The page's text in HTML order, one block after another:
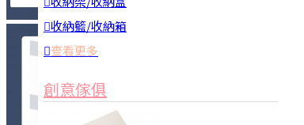
廚房收納
收納籃/收納箱
查看更多
創意傢俱